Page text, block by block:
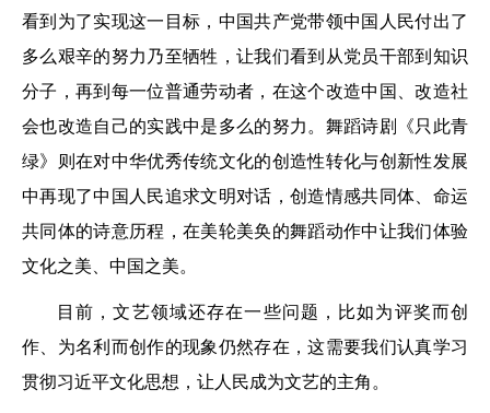
看到为了实现这一目标，中国共产党带领中国人民付出了
多么艰辛的努力乃至牺牲，让我们看到从党员干部到知识
分子，再到每一位普通劳动者，在这个改造中国、改造社
会也改造自己的实践中是多么的努力。舞蹈诗剧《只此青
绿》则在对中华优秀传统文化的创造性转化与创新性发展
中再现了中国人民追求文明对话，创造情感共同体、命运
共同体的诗意历程，在美轮美奂的舞蹈动作中让我们体验
文化之美、中国之美。
目前，文艺领域还存在一些问题，比如为评奖而创
作、为名利而创作的现象仍然存在，这需要我们认真学习
贯彻习近平文化思想，让人民成为文艺的主角。